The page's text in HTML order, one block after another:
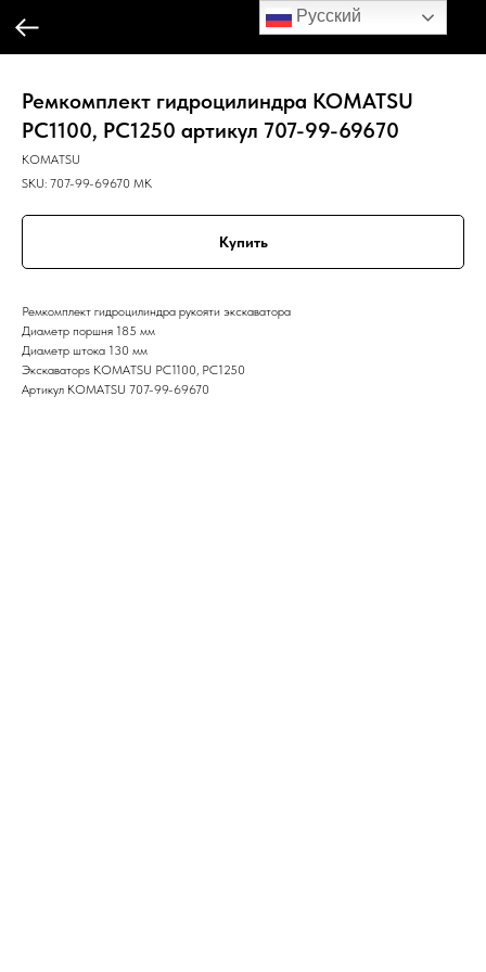
Русский
Ремкомплект гидроцилиндра KOMATSU
PC1100, PC1250 артикул 707-99-69670
KOMATSU
SKU: 707-99-69670 MK
Купить
Ремкомплект гидроцилиндра рукояти экскаватора
Диаметр поршня 185 мм
Диаметр штока 130 мм
Экскаваторs KOMATSU PC1100, PC1250
Артикул KOMATSU 707-99-69670